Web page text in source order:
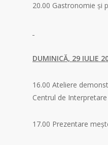
20.00 Gastronomie şi
DUMINICĂ, 29 IULIE
16.00 Ateliere
Centrul de
17.00 Prezentare